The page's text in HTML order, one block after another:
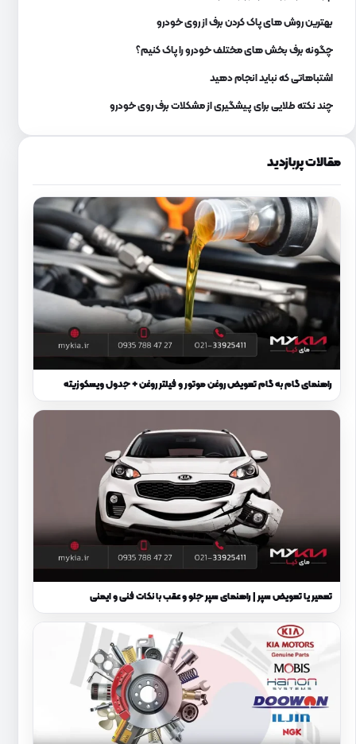
بهترین روش های پاک کردن برف از روی خودرو
چگونه برف بخش های مختلف خودرو را پاک کنیم؟
اشتباهاتی که نباید انجام دهید
چند نکته طلایی برای پیشگیری از مشکلات برف روی خودرو
مقالات پربازدید
راهنمای گام به گام تعویض روغن موتور و فیلتر روغن + جدول ویسکوزیته
تعمیر یا تعویض سپر | راهنمای سپر جلو و عقب با نکات فنی و ایمنی